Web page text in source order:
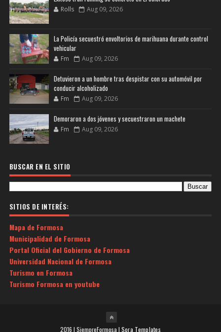
Rolls Aug 09, 2026
La Policía secuestró envoltorios de marihuana durante control
vehicular
Fm Aug 09, 2026
Detuvieron a un hombre tras despistar con su automóvil por
conducir alcoholizado
Fm Aug 09, 2026
Demoraron a dos jóvenes y secuestraron un machete
Fm Aug 09, 2026
BUSCAR EN EL SITIO
SITIOS DE INTERÉS:
Mapa de Formosa
Municipalidad de Formosa
Portal Oficial del Gobierno de Formosa
Universidad Nacional de Formosa
Turismo en Formosa
Turismo Formosa en youtube
2016 | SiempreFormosa | Sora Templates